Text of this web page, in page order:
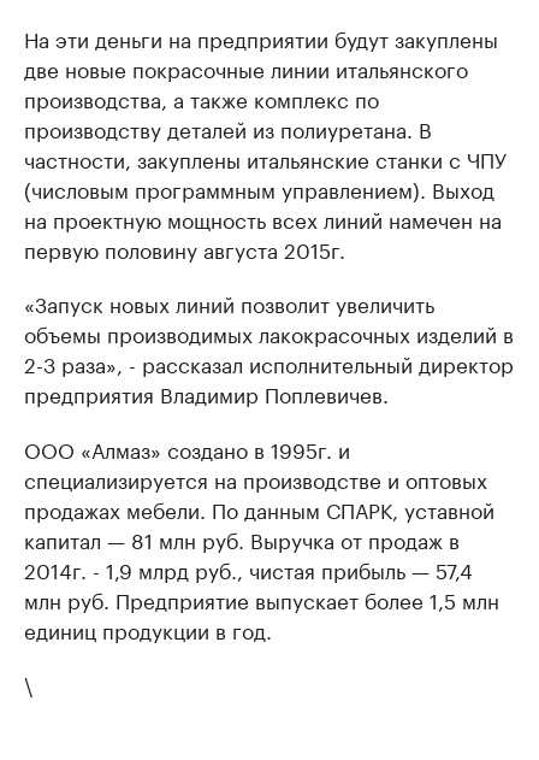
На эти деньги на предприятии будут закуплены
две новые покрасочные линии итальянского
производства, а также комплекс по
производству деталей из полиуретана. В
частности, закуплены итальянские станки с ЧПУ
(числовым программным управлением). Выход
на проектную мощность всех линий намечен на
первую половину августа 2015г.
«Запуск новых линий позволит увеличить
объемы производимых лакокрасочных изделий в
2-3 раза», - рассказал исполнительный директор
предприятия Владимир Поплевичев.
ООО «Алмаз» создано в 1995г. и
специализируется на производстве и оптовых
продажах мебели. По данным СПАРК, уставной
капитал — 81 млн руб. Выручка от продаж в
2014г. - 1,9 млрд руб., чистая прибыль — 57,4
млн руб. Предприятие выпускает более 1,5 млн
единиц продукции в год.
\